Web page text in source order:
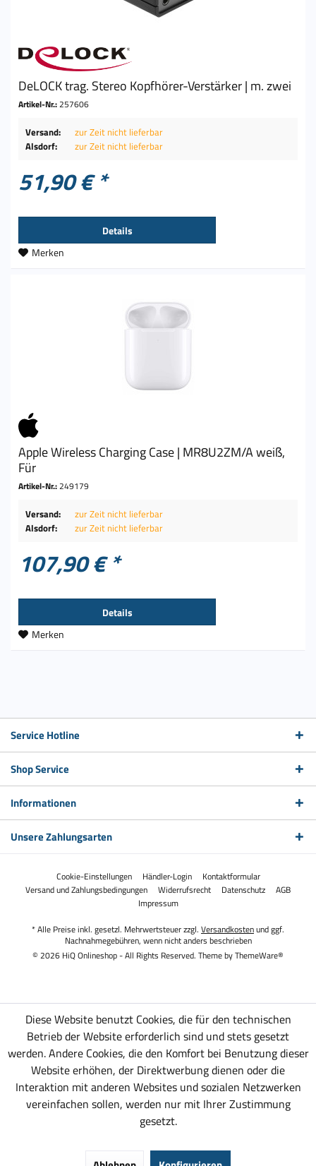
DeLOCK trag. Stereo Kopfhörer-Verstärker | m. zwei
Artikel-Nr.:257606
Versand:
zur Zeit nicht lieferbar
Alsdorf:
zur Zeit nicht lieferbar
51,90 € *
Details
Merken
Apple Wireless Charging Case | MR8U2ZM/A weiß,
Für
Artikel-Nr.:249179
Versand:
zur Zeit nicht lieferbar
Alsdorf:
zur Zeit nicht lieferbar
107,90 € *
Details
Merken
Service Hotline
Shop Service
Informationen
Unsere Zahlungsarten
Cookie-Einstellungen Händler-Login
Kontaktformular
Versand und Zahlungsbedingungen
Widerrufsrecht Datenschutz
AGB
Impressum
* Alle Preise inkl. gesetzl. Mehrwertsteuer zzgl. Versandkostenund ggf.
Nachnahmegebühren, wenn nicht anders beschrieben
© 2026 HiQ Onlineshop - All Rights Reserved. Theme byThemeWare®
Diese Website benutzt Cookies, die für den technischen
Betrieb der Website erforderlich sind und stets gesetzt
werden. Andere Cookies, die den Komfort bei Benutzung dieser
Website erhöhen, der Direktwerbung dienen oder die
Interaktion mit anderen Websites und sozialen Netzwerken
vereinfachen sollen, werden nur mit Ihrer Zustimmung
gesetzt.